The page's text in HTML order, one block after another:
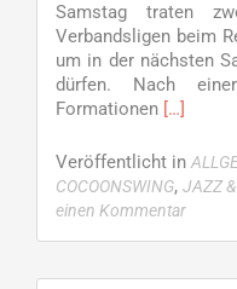
Samstag traten
Verbandsligen beim
um in der nächsten
dürfen. Nach
Formationen Read
about
Doppelter
Aufstieg
und
[…]
Veröffentlicht in
COCOONSWING, JAZZ
einen Kommentar